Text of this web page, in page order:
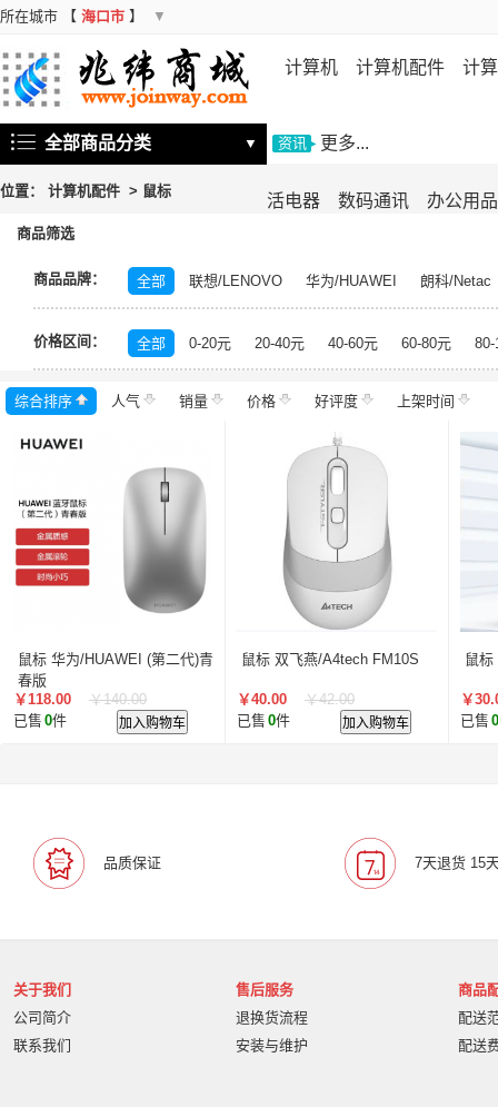
所在城市 【 海口市 】 ▼
计算机 计算机配件 计
机 存储设备
活电器 数码通讯 办公用品
全部商品分类 ▼ 资讯 更多...
位置： 计算机配件 > 鼠标
商品筛选
商品品牌： 全部 联想/LENOVO 华为/HUAWEI 朗科/Netac
价格区间： 全部 0-20元 20-40元 40-60元 60-80元 80-
综合排序 人气 销量 价格 好评度 上架时间
鼠标 华为/HUAWEI (第二代)青
春版
￥118.00
￥140.00
已售 0件 加入购物车
鼠标 双飞燕/A4tech FM10S
￥40.00
￥42.00
已售 0件 加入购物车
鼠标
￥
已售 0
品质保证 7天退货 15
关于我们
公司简介
联系我们
售后服务
退换货流程
安装与维护
商品
配送
配送